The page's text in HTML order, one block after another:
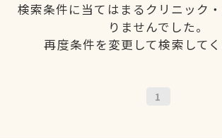
検索条件に当てはまるクリニック
りませんでした。
再度条件を変更して検索してく
1